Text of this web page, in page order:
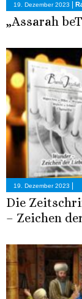
19. Dezember 2023
„Assarah
19. Dezember 2023 |
Die
– Zeichen